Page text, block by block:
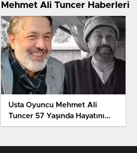
Mehmet Ali Tuncer Haberleri
Usta Oyuncu Mehmet Ali
Tuncer 57 Yaşında Hayatını
Kaybetti